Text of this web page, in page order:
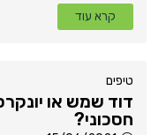
קרא עוד
טיפים
דוד שמש או
חסכוני?